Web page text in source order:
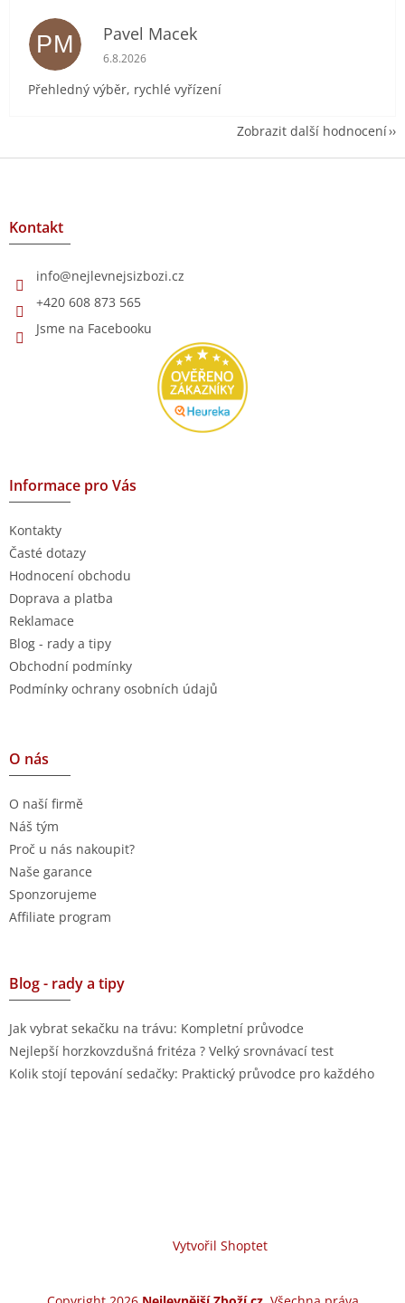
PM Pavel Macek
Hodnocení obchodu je 5 z 5 hvězdiček.
6.8.2026
Přehledný výběr, rychlé vyřízení
Zobrazit další hodnocení
Z
Kontakt
info@nejlevnejsizbozi.cz
+420 608 873 565
Jsme na Facebooku
Informace pro Vás
Kontakty
Časté dotazy
Hodnocení obchodu
Doprava a platba
Reklamace
Blog - rady a tipy
Obchodní podmínky
Podmínky ochrany osobních údajů
O nás
O naší firmě
Náš tým
Proč u nás nakoupit?
Naše garance
Sponzorujeme
Affiliate program
Blog - rady a tipy
Jak vybrat sekačku na trávu: Kompletní průvodce
Nejlepší horzkovzdušná fritéza ? Velký srovnávací test
Kolik stojí tepování sedačky: Praktický průvodce pro každého
Vytvořil Shoptet